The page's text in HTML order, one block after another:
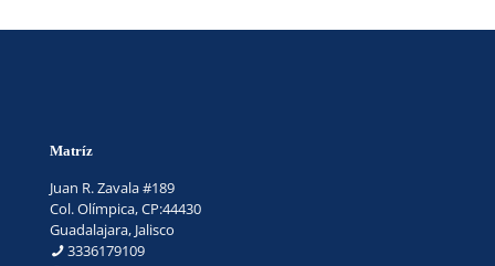
Matríz
Juan R. Zavala #189
Col. Olímpica, CP:44430
Guadalajara, Jalisco
3336179109